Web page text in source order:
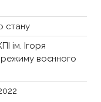
стану
ім. Ігоря
режиму воєнного